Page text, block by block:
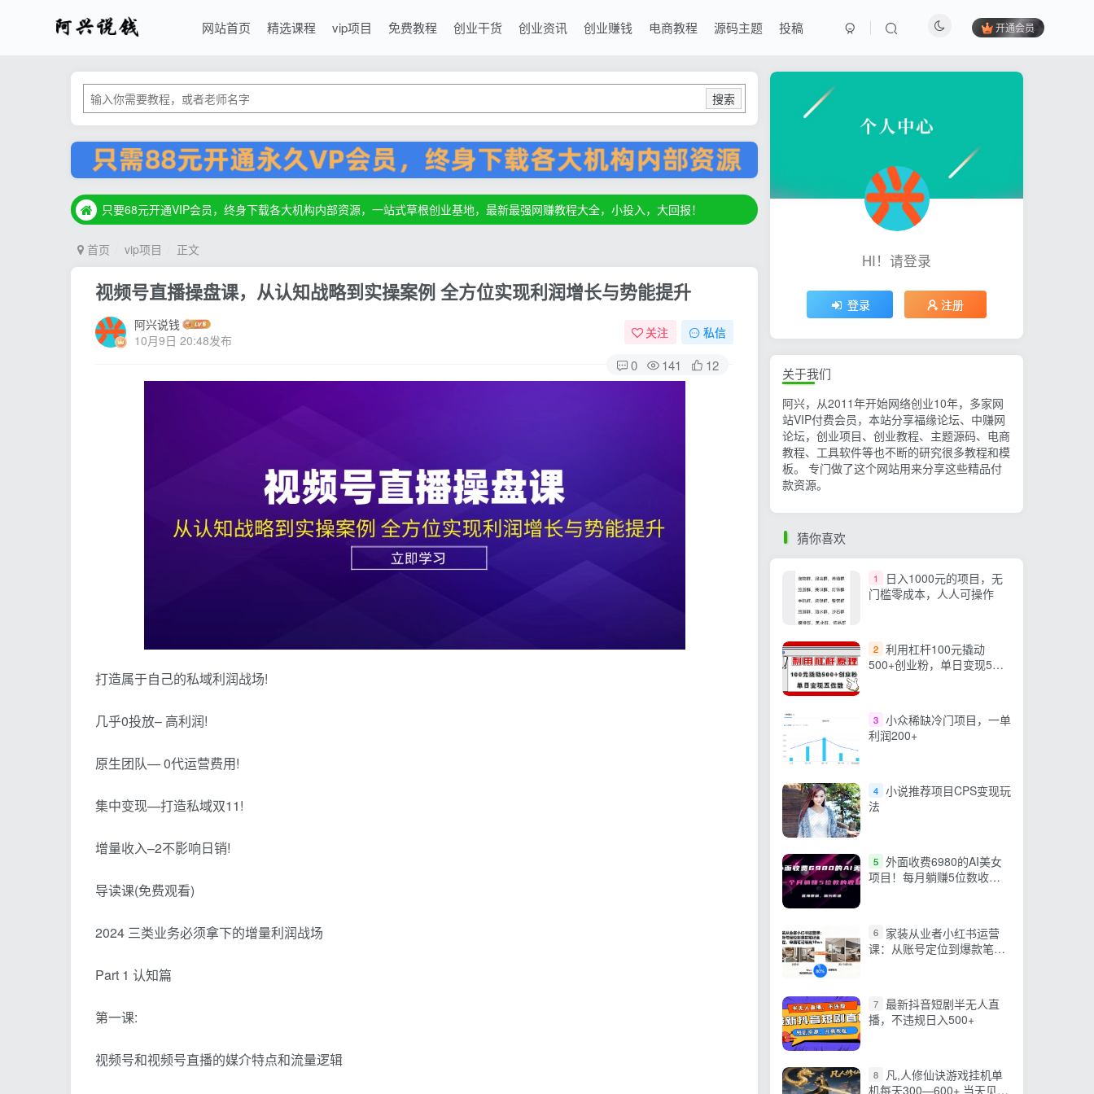
网站首页 精选课程 vip项目 免费教程 创业干货 创业资讯 创业赚钱 电商教程 源码主题 投稿 开通会员
搜索
只要68元开通VIP会员，终身下载各大机构内部资源，一站式草根创业基地，最新最强网赚教程大全，小投入，大回报！
只要68元开通VIP会员，终身下载各大机构内部资源，一站式草根创业基地，最新最强网赚教程大全，小投入，大回报！
只要68元开通VIP会员，终身下载各大机构内部资源，一站式草根创业基地，最新最强网赚教程大全，小投入，大回报！
首页 vip项目 正文
视频号直播操盘课，从认知战略到实操案例 全方位实现利润增长与势能提升
阿兴说钱
10月9日 20:48发布
关注 私信
0 141 12
打造属于自己的私域利润战场!
几乎0投放– 高利润!
原生团队— 0代运营费用!
集中变现—打造私域双11!
增量收入–2不影响日销!
导读课(免费观看)
2024 三类业务必须拿下的增量利润战场
Part 1 认知篇
第一课:
视频号和视频号直播的媒介特点和流量逻辑
HI！请登录
登录 注册
关于我们
阿兴，从2011年开始网络创业10年，多家网
站VIP付费会员，本站分享福缘论坛、中赚网
论坛，创业项目、创业教程、主题源码、电商
教程、工具软件等也不断的研究很多教程和模
板。 专门做了这个网站用来分享这些精品付
款资源。
猜你喜欢
1
日入1000元的项目，无
门槛零成本，人人可操作
2 利用杠杆100元撬动
500+创业粉，单日变现5位
3 小众稀缺冷门项目，一单
利润200+
4 小说推荐项目CPS变现玩
法
5 外面收费6980的AI美女
项目！每月躺赚5位数收益
6
家装从业者小红书运营
课：从账号定位到爆款笔记
7 最新抖音短剧半无人直
播，不违规日入500+
8
凡,人修仙诀游戏挂机单
机每天300—600+ 当天见收